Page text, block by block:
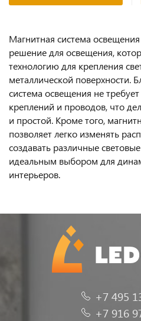
Магнитная система
решение для освещения,
технологию для крепления
металлической поверхности.
система освещения не
креплений и проводов, что
и простой. Кроме того,
позволяет легко изменять
создавать различные
идеальным выбором для
интерьеров.
+7 495
+7 916